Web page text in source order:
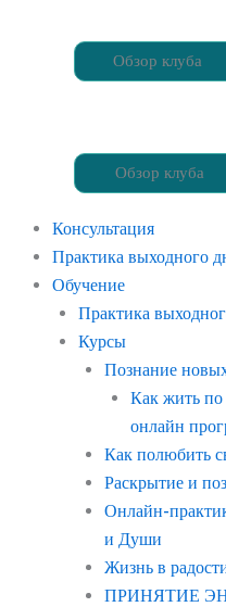
Обзор клуба
Обзор клуба
Консультация
Практика выходного
Обучение
Практика
Курсы
Познание
Как жить
онлайн
Как полюбить
Раскрытие и
Онлайн-
и Души
Жизнь в
ПРИНЯТИЕ